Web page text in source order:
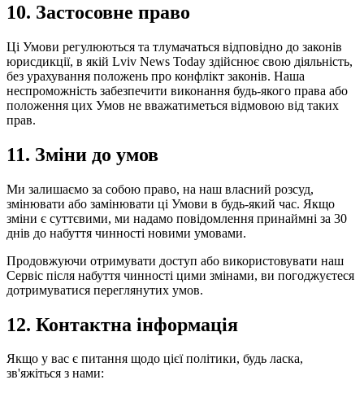
10. Застосовне право
Ці Умови регулюються та тлумачаться відповідно до законів
юрисдикції, в якій Lviv News Today здійснює свою діяльність,
без урахування положень про конфлікт законів. Наша
неспроможність забезпечити виконання будь-якого права або
положення цих Умов не вважатиметься відмовою від таких
прав.
11. Зміни до умов
Ми залишаємо за собою право, на наш власний розсуд,
змінювати або замінювати ці Умови в будь-який час. Якщо
зміни є суттєвими, ми надамо повідомлення принаймні за 30
днів до набуття чинності новими умовами.
Продовжуючи отримувати доступ або використовувати наш
Сервіс після набуття чинності цими змінами, ви погоджуєтеся
дотримуватися переглянутих умов.
12. Контактна інформація
Якщо у вас є питання щодо цієї політики, будь ласка,
зв'яжіться з нами: